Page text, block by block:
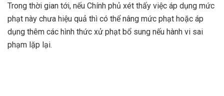
Trong thời gian tới, nếu Chính phủ xét thấy việc áp dụng mức
phạt này chưa hiệu quả thì có thể nâng mức phạt hoặc áp
dụng thêm các hình thức xử phạt bổ sung nếu hành vi sai
phạm lặp lại.